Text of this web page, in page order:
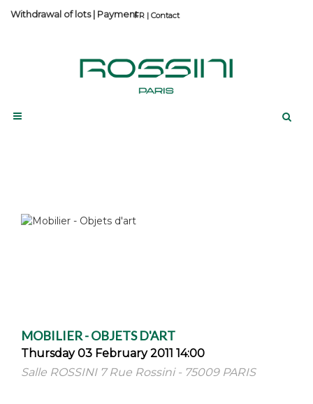
Contact
Withdrawal of lots| Payment
MOBILIER - OBJETS D'ART
Thursday 03 February 2011 14:00
Salle ROSSINI 7 Rue Rossini - 75009 PARIS